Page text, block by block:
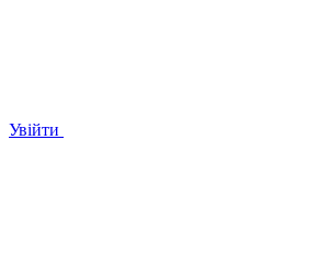
Увійти